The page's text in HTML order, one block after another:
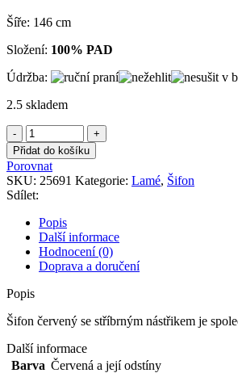
Šíře: 146 cm
Složení: 100% PAD
Údržba:
2.5 skladem
Šifon
červený
se
stříbrným
nástřikem
množství
Přidat do košíku
Porovnat
SKU: 25691 Kategorie: Lamé, Šifon
Sdílet:
Popis
Další informace
Hodnocení (0)
Doprava a doručení
Popis
Šifon červený se stříbrným nástřikem je
Další informace
Barva Červená a její odstíny